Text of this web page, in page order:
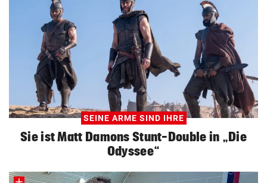
SEINE ARME SIND IHRE
Sie ist Matt Damons Stunt-Double in „Die
Odyssee“